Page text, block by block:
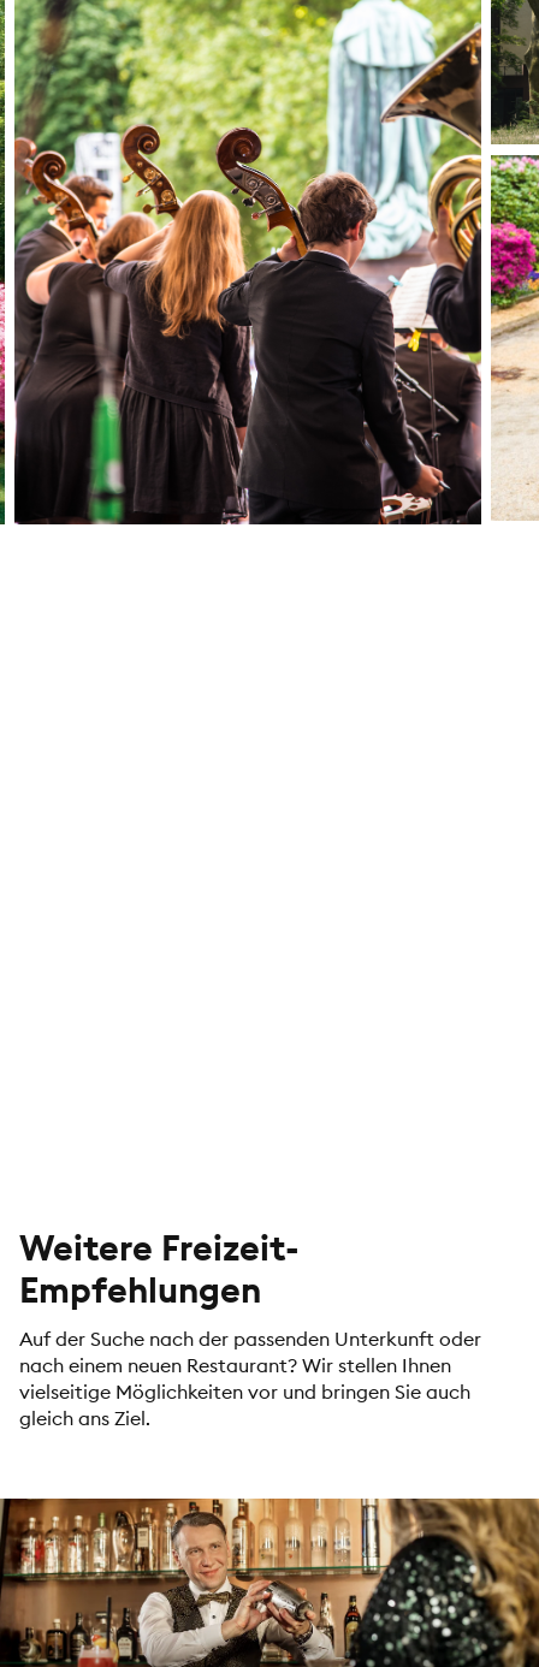
Weitere Freizeit-
Empfehlungen
Auf der Suche nach der passenden Unterkunft oder
nach einem neuen Restaurant? Wir stellen Ihnen
vielseitige Möglichkeiten vor und bringen Sie auch
gleich ans Ziel.